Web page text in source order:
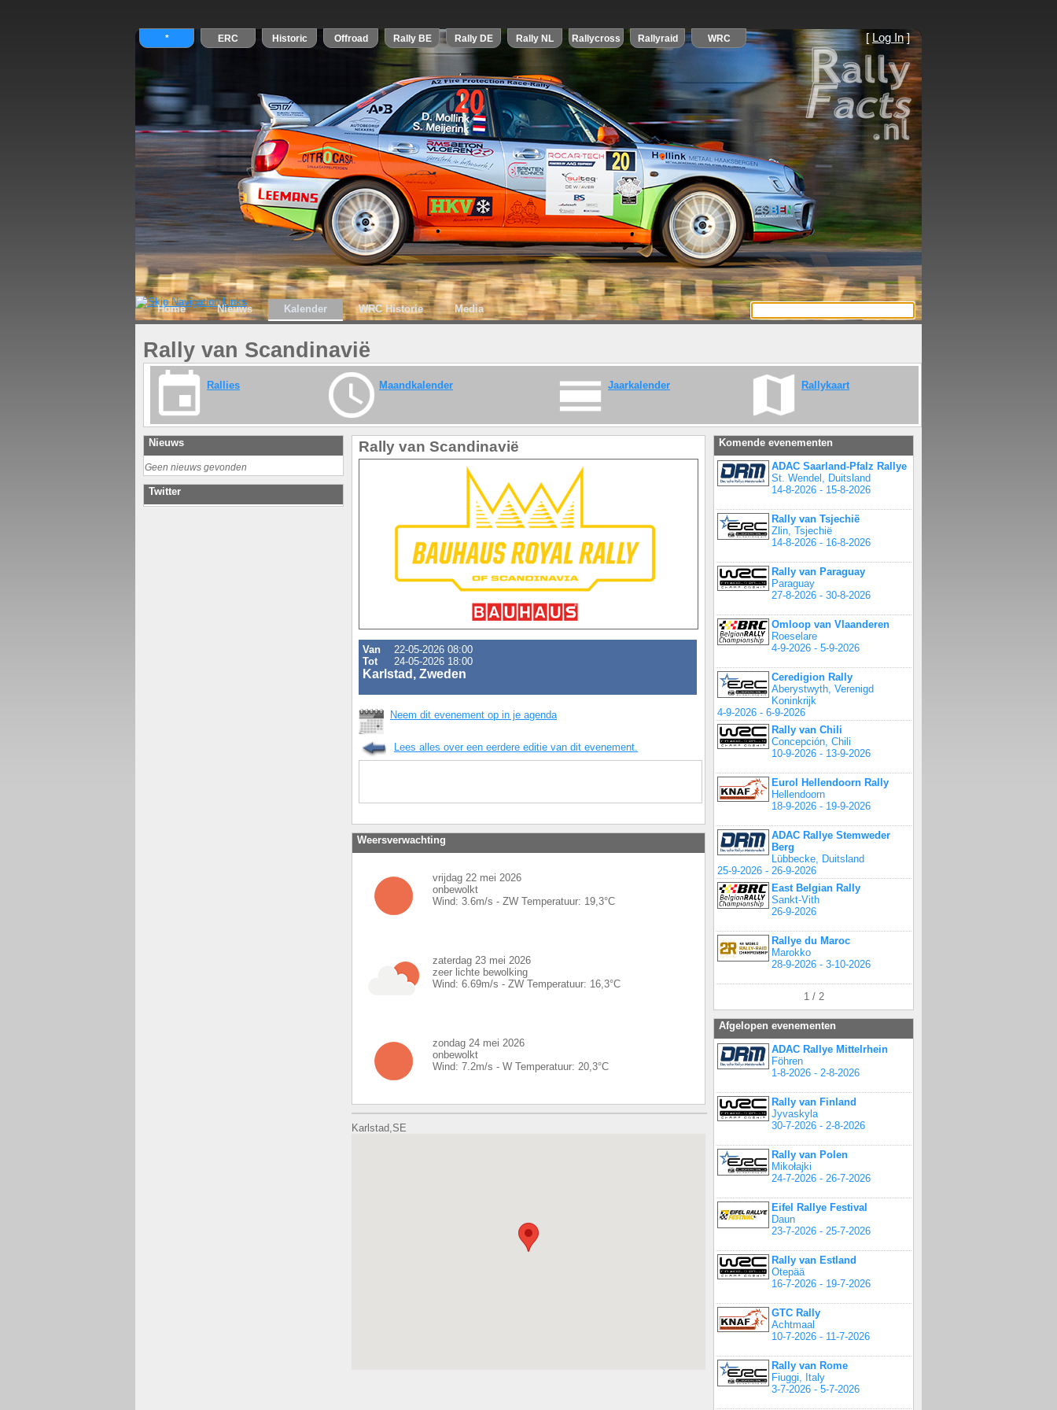
[ Log In]
Home Nieuws Kalender WRC Historie Media
Rally van Scandinavië
Rallies Maandkalender Jaarkalender Rallykaart
Nieuws
Geen nieuws gevonden
Twitter
Rally van Scandinavië
Van
22-05-2026 08:00
Tot
24-05-2026 18:00
Karlstad, Zweden
Neem dit evenement op in je agenda
Lees alles over een eerdere editie van dit evenement.
Weersverwachting
vrijdag 22 mei 2026
onbewolkt
Wind: 3.6m/s - ZW Temperatuur: 19,3°C
zaterdag 23 mei 2026
zeer lichte bewolking
Wind: 6.69m/s - ZW Temperatuur: 16,3°C
zondag 24 mei 2026
onbewolkt
Wind: 7.2m/s - W Temperatuur: 20,3°C
Karlstad,SE
Komende evenementen
ADAC Saarland-Pfalz Rallye
St. Wendel, Duitsland
14-8-2026 - 15-8-2026
Rally van Tsjechië
Zlin, Tsjechië
14-8-2026 - 16-8-2026
Rally van Paraguay
Paraguay
27-8-2026 - 30-8-2026
Omloop van Vlaanderen
Roeselare
4-9-2026 - 5-9-2026
Ceredigion Rally
Aberystwyth, Verenigd
Koninkrijk
4-9-2026 - 6-9-2026
Rally van Chili
Concepción, Chili
10-9-2026 - 13-9-2026
Eurol Hellendoorn Rally
Hellendoorn
18-9-2026 - 19-9-2026
ADAC Rallye Stemweder
Berg
Lübbecke, Duitsland
25-9-2026 - 26-9-2026
East Belgian Rally
Sankt-Vith
26-9-2026
Rallye du Maroc
Marokko
28-9-2026 - 3-10-2026
1 / 2
Afgelopen evenementen
ADAC Rallye Mittelrhein
Föhren
1-8-2026 - 2-8-2026
Rally van Finland
Jyvaskyla
30-7-2026 - 2-8-2026
Rally van Polen
Mikołajki
24-7-2026 - 26-7-2026
Eifel Rallye Festival
Daun
23-7-2026 - 25-7-2026
Rally van Estland
Otepää
16-7-2026 - 19-7-2026
GTC Rally
Achtmaal
10-7-2026 - 11-7-2026
Rally van Rome
Fiuggi, Italy
3-7-2026 - 5-7-2026